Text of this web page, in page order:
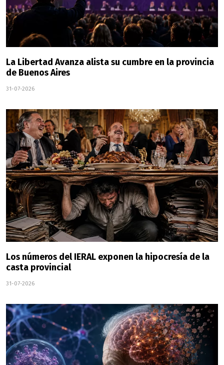
La Libertad Avanza alista su cumbre en la provincia
de Buenos Aires
31-07-2026
Los números del IERAL exponen la hipocresía de la
casta provincial
31-07-2026